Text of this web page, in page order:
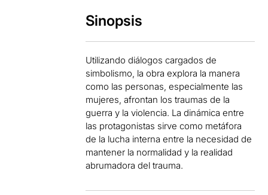
Sinopsis
Utilizando diálogos cargados de
simbolismo, la obra explora la manera
como las personas, especialmente las
mujeres, afrontan los traumas de la
guerra y la violencia. La dinámica entre
las protagonistas sirve como metáfora
de la lucha interna entre la necesidad de
mantener la normalidad y la realidad
abrumadora del trauma.